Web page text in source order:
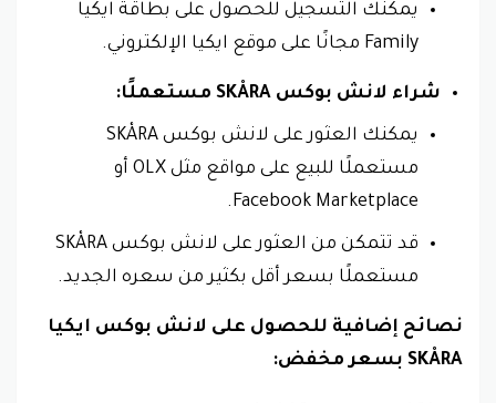
يمكنك التسجيل للحصول على بطاقة ايكيا
Family مجانًا على موقع ايكيا الإلكتروني.
شراء لانش بوكس SKÅRA مستعملًا:
يمكنك العثور على لانش بوكس SKÅRA
مستعملًا للبيع على مواقع مثل OLX أو
Facebook Marketplace.
قد تتمكن من العثور على لانش بوكس SKÅRA
مستعملًا بسعر أقل بكثير من سعره الجديد.
نصائح إضافية للحصول على لانش بوكس ايكيا
SKÅRA بسعر مخفض: